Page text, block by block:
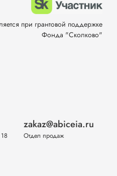
zakaz@abiceia.ru
Отдел продаж
при грантовой поддержке
Фонда "Сколково"